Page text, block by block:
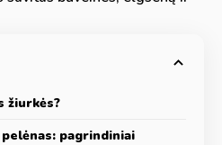
žiurkės?
pagrindiniai